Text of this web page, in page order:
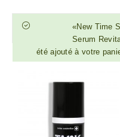
«New Time
Serum
été ajouté à votre